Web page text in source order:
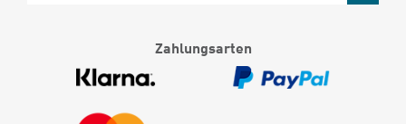
Zahlungsarten